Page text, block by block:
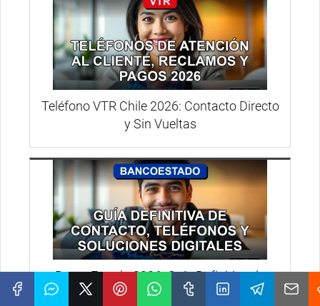
Teléfono VTR Chile 2026: Contacto Directo
y Sin Vueltas
BancoEstado 2026: Guía Definitiva de
Teléfonos y Atención